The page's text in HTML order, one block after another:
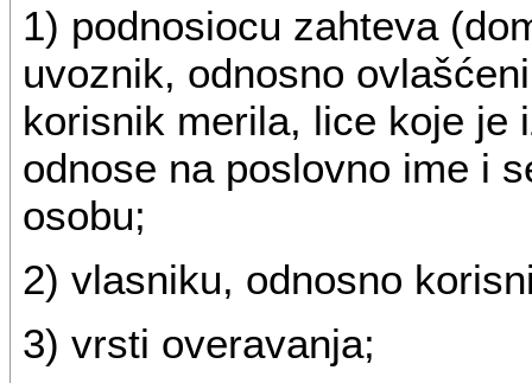
1) podnosiocu zahteva
uvoznik, odnosno
korisnik merila, lice koje je
odnose na poslovno ime i
osobu;
2) vlasniku, odnosno
3) vrsti overavanja;